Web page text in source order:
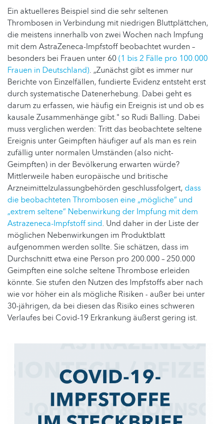
Ein aktuelleres Beispiel sind die sehr seltenen
Thrombosen in Verbindung mit niedrigen Bluttplättchen,
die meistens innerhalb von zwei Wochen nach Impfung
mit dem AstraZeneca-Impfstoff beobachtet wurden –
besonders bei Frauen unter 60(1 bis 2 Fälle pro 100.000
Frauen in Deutschland). „Zunächst gibt es immer nur
Berichte von Einzelfällen, fundierte Evidenz entsteht erst
durch systematische Datenerhebung. Dabei geht es
darum zu erfassen, wie häufig ein Ereignis ist und ob es
kausale Zusammenhänge gibt." so Rudi Balling. Dabei
muss verglichen werden: Tritt das beobachtete seltene
Ereignis unter Geimpften häufiger auf als man es rein
zufällig unter normalen Umständen (also nicht-
Geimpften) in der Bevölkerung erwarten würde?
Mittlerweile haben europäische und britische
Arzneimittelzulassungbehörden geschlussfolgert, dass
die beobachteten Thrombosen eine „mögliche“ und
„extrem seltene“ Nebenwirkung der Impfung mit dem
Astrazeneca-Impfstoff sind. Und daher in der Liste der
möglichen Nebenwirkungen im Produktblatt
aufgenommen werden sollte. Sie schätzen, dass im
Durchschnitt etwa eine Person pro 200.000 – 250.000
Geimpften eine solche seltene Thrombose erleiden
könnte. Sie stufen den Nutzen des Impfstoffs aber nach
wie vor höher ein als mögliche Risiken - außer bei unter
30-jährigen, da bei diesen das Risiko eines schweren
Verlaufes bei Covid-19 Erkrankung äußerst gering ist.